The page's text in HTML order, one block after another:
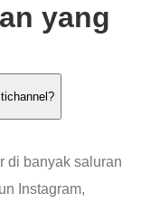
yang
di banyak saluran
Instagram,